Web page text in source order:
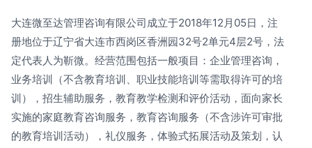
大连微至达管理咨询有限公司成立于2018年12月05日，注
册地位于辽宁省大连市西岗区香洲园32号2单元4层2号，法
定代表人为靳微。经营范围包括一般项目：企业管理咨询，
业务培训（不含教育培训、职业技能培训等需取得许可的培
训），招生辅助服务，教育教学检测和评价活动，面向家长
实施的家庭教育咨询服务，教育咨询服务（不含涉许可审批
的教育培训活动），礼仪服务，体验式拓展活动及策划，认